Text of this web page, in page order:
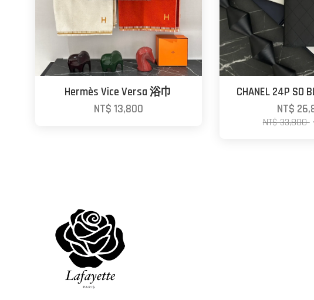
Hermès Vice Versa 浴巾
NT$ 13,800
CHANEL 24P SO
NT$
NT$ 33,800